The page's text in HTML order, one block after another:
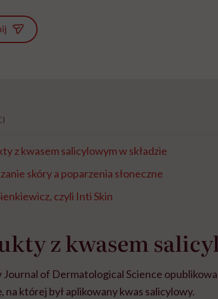
z kwasem salicylowym w składzie
skóry a poparzenia słoneczne
czyli Inti Skin
z kwasem
Journal of Dermatological Science
na której był aplikowany kwas salicylowy.